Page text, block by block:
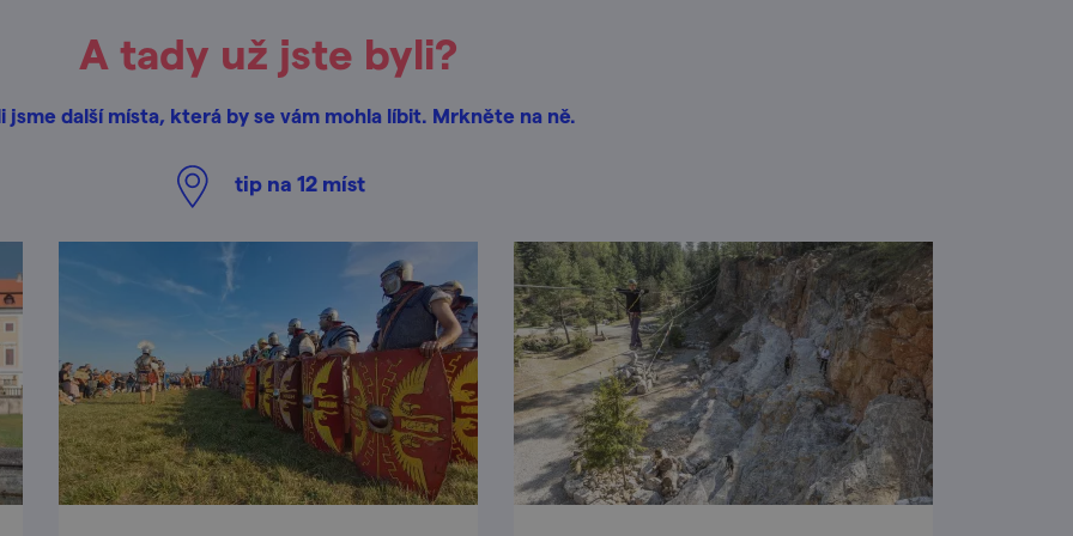
A tady už jste byli?
jsme další místa, která by se vám mohla líbit. Mrkněte na ně.
tip na 12 míst